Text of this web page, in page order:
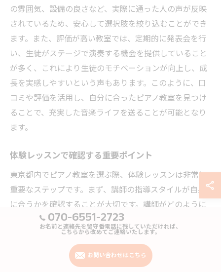
の雰囲気、設備の良さなど、実際に通った人の声が反映
されているため、安心して選択肢を絞り込むことができ
ます。また、評価が高い教室では、定期的に発表会を行
い、生徒がステージで演奏する機会を提供していること
が多く、これにより生徒のモチベーションが向上し、成
長を実感しやすいという声もあります。このように、口
コミや評価を活用し、自分に合ったピアノ教室を見つけ
ることで、充実した音楽ライフを送ることが可能となり
ます。
体験レッスンで確認する重要ポイント
東京都内でピアノ教室を選ぶ際、体験レッスンは非常に
重要なステップです。まず、講師の指導スタイルが自身
に合うかを確認することが大切です。講師がどのように
生徒と接するか、指導のペースや方法が自分の学び方に
合っているかを見極めましょう。また、教室の設備や雰
囲気も重要な要素です。ピアノの状態や音響環境が良好
であるか、リラックスしてレッスンを受けられる雰囲気
070-6551-2723
お名前と連絡先を留守番電話に残していただければ、
こちらから改めてご連絡いたします。
お問い合わせはこちら